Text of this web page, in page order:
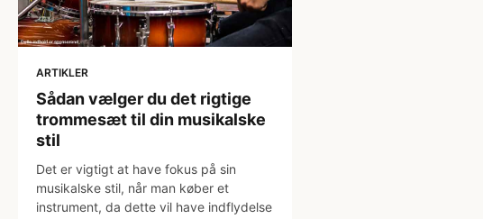
ARTIKLER
Sådan vælger du det rigtige
trommesæt til din musikalske
stil
Det er vigtigt at have fokus på sin
musikalske stil, når man køber et
instrument, da dette vil have indflydelse